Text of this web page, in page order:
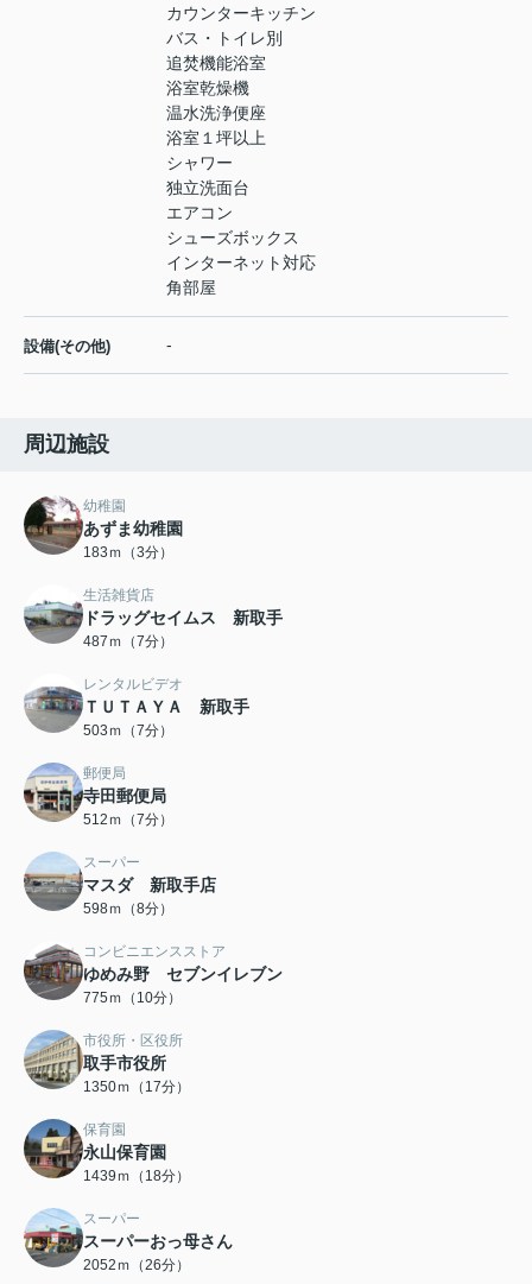
カウンターキッチン
バス・トイレ別
追焚機能浴室
浴室乾燥機
温水洗浄便座
浴室１坪以上
シャワー
独立洗面台
エアコン
シューズボックス
インターネット対応
角部屋
設備(その他) -
周辺施設
幼稚園
あずま幼稚園
183ｍ（3分）
生活雑貨店
ドラッグセイムス 新取手
487ｍ（7分）
レンタルビデオ
ＴＵＴＡＹＡ 新取手
503ｍ（7分）
郵便局
寺田郵便局
512ｍ（7分）
スーパー
マスダ 新取手店
598ｍ（8分）
コンビニエンスストア
ゆめみ野 セブンイレブン
775ｍ（10分）
市役所・区役所
取手市役所
1350ｍ（17分）
保育園
永山保育園
1439ｍ（18分）
スーパー
スーパーおっ母さん
2052ｍ（26分）